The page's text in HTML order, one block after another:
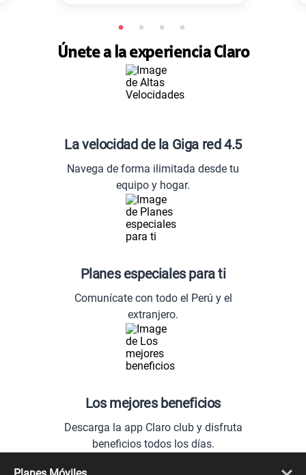
Únete a la experiencia Claro
La velocidad de la Giga red 4.5
Navega de forma ilimitada desde tu
equipo y hogar.
Planes especiales para ti
Comunícate con todo el Perú y el
extranjero.
Los mejores beneficios
Descarga la app Claro club y disfruta
beneficios todos los días.